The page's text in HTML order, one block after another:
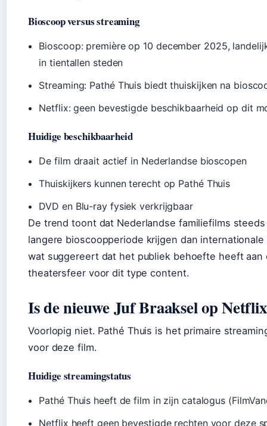
Bioscoop versus streaming
Bioscoop: première op 10 december 2025,
in tientallen steden
Streaming: Pathé Thuis biedt thuiskijken na
Netflix: geen bevestigde beschikbaarheid op dit
Huidige beschikbaarheid
De film draait actief in Nederlandse bioscopen
Thuiskijkers kunnen terecht op Pathé Thuis
DVD en Blu-ray fysiek verkrijgbaar
De trend toont dat Nederlandse familiefilms
langere bioscoopperiode krijgen dan internationale
wat suggereert dat het publiek behoefte heeft aan
theatersfeer voor dit type content.
Is de nieuwe Juf Braaksel op
Voorlopig niet. Pathé Thuis is het primaire
voor deze film.
Huidige streamingstatus
Pathé Thuis heeft de film in zijn catalogus
Netflix heeft geen bevestigde rechten voor deze